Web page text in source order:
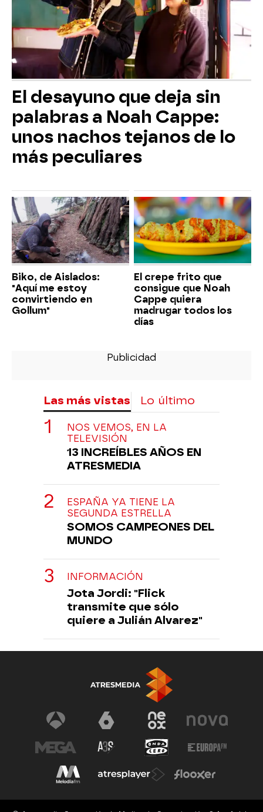
El desayuno que deja sin
palabras a Noah Cappe:
unos nachos tejanos de lo
más peculiares
Biko, de Aislados:
"Aquí me estoy
convirtiendo en
Gollum"
El crepe frito que
consigue que Noah
Cappe quiera
madrugar todos los
días
Las más vistas Lo último
NOS VEMOS, EN LA
TELEVISIÓN
13 INCREÍBLES AÑOS EN
ATRESMEDIA
ESPAÑA YA TIENE LA
SEGUNDA ESTRELLA
SOMOS CAMPEONES DEL
MUNDO
INFORMACIÓN
Jota Jordi: "Flick
transmite que sólo
quiere a Julián Alvarez"